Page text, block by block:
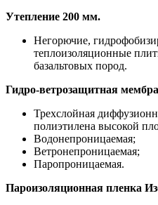
Утепление 200 мм.
Негорючие,
теплоизоляционные
базальтовых пород.
Гидро-ветрозащитная
Трехслойная
полиэтилена высокой
Водонепроницаемая;
Ветронепроницаемая;
Паропроницаемая.
Пароизоляционная пленка